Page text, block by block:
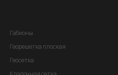
Габионы
Георешетка плоская
Геосетка